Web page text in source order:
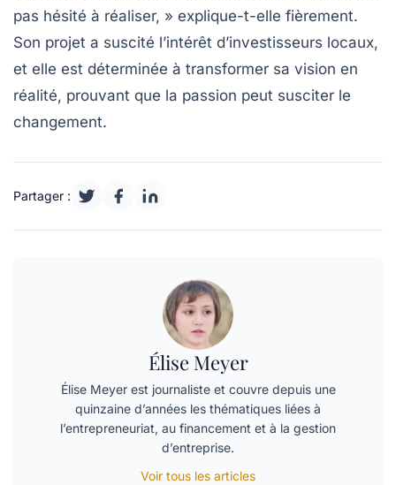
pas hésité à réaliser, » explique-t-elle fièrement.
Son projet a suscité l’intérêt d’investisseurs locaux,
et elle est déterminée à transformer sa vision en
réalité, prouvant que la passion peut susciter le
changement.
Partager :
Élise Meyer
Élise Meyer est journaliste et couvre depuis une
quinzaine d’années les thématiques liées à
l’entrepreneuriat, au financement et à la gestion
d’entreprise.
Voir tous les articles